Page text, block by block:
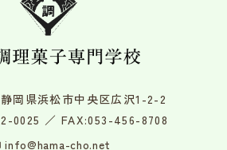
岡県浜松市中央区広沢1-2-2
0025 ／ FAX:053-456-8708
info@hama-cho.net